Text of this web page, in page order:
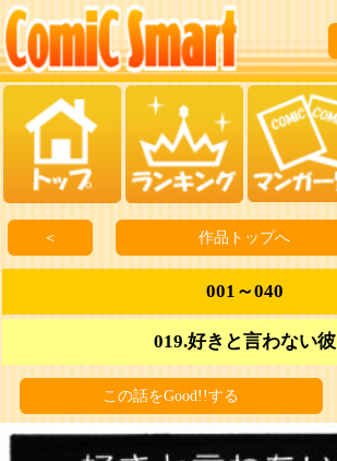
＜ 作品トップへ
001～040
019.好きと言わない彼
この話をGood!!する